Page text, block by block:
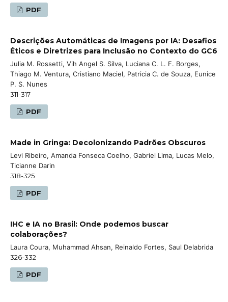
PDF
Descrições Automáticas de Imagens por IA: Desafios
Éticos e Diretrizes para Inclusão no Contexto do GC6
Julia M. Rossetti, Vih Angel S. Silva, Luciana C. L. F. Borges,
Thiago M. Ventura, Cristiano Maciel, Patricia C. de Souza, Eunice
P. S. Nunes
311-317
PDF
Made in Gringa: Decolonizando Padrões Obscuros
Levi Ribeiro, Amanda Fonseca Coelho, Gabriel Lima, Lucas Melo,
Ticianne Darin
318-325
PDF
IHC e IA no Brasil: Onde podemos buscar
colaborações?
Laura Coura, Muhammad Ahsan, Reinaldo Fortes, Saul Delabrida
326-332
PDF